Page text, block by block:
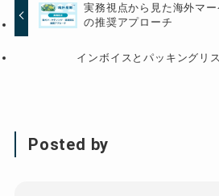
実務視点から見た海外マ
の推奨アプローチ
インボイスとパッキングリ
Posted by